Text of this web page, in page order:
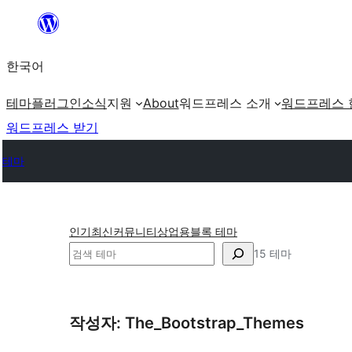
츠
로
로
가
한국어
테마플러그인소식지원 About워드프레스 소개 워드프레스
워드프레스 받기
테마
인기최신커뮤니티상업용블록 테마
검
15 테마
작성자: The_Bootstrap_Themes